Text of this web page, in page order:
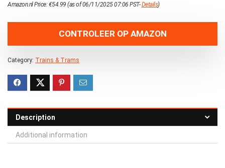
Amazon.nl Price:€54.99 (as of 06/11/2025 07:06 PST-Details)
CONTROLEER OP AMAZON
Category: Trains & Trams
Description
Additional information